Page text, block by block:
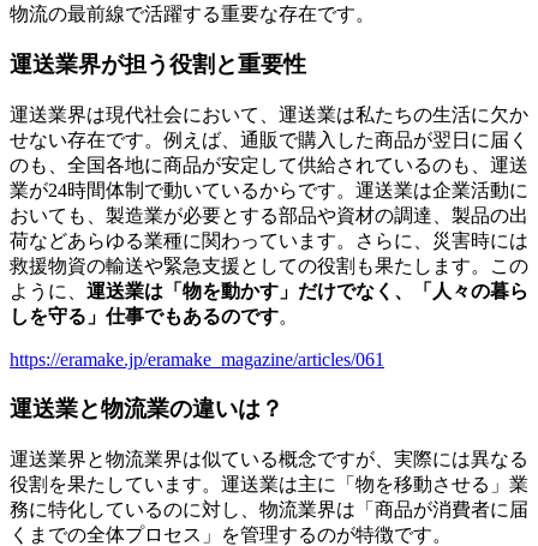
物流の最前線で活躍する重要な存在です。
運送業界が担う役割と重要性
運送業界は現代社会において、運送業は私たちの生活に欠か
せない存在です。例えば、通販で購入した商品が翌日に届く
のも、全国各地に商品が安定して供給されているのも、運送
業が24時間体制で動いているからです。運送業は企業活動に
おいても、製造業が必要とする部品や資材の調達、製品の出
荷などあらゆる業種に関わっています。さらに、災害時には
救援物資の輸送や緊急支援としての役割も果たします。この
ように、 運送業は「物を動かす」だけでなく、「人々の暮ら
しを守る」仕事でもあるのです。
https://eramake.jp/eramake_magazine/articles/061
運送業と物流業の違いは？
運送業界と物流業界は似ている概念ですが、実際には異なる
役割を果たしています。運送業は主に「物を移動させる」業
務に特化しているのに対し、物流業界は「商品が消費者に届
くまでの全体プロセス」を管理するのが特徴です。